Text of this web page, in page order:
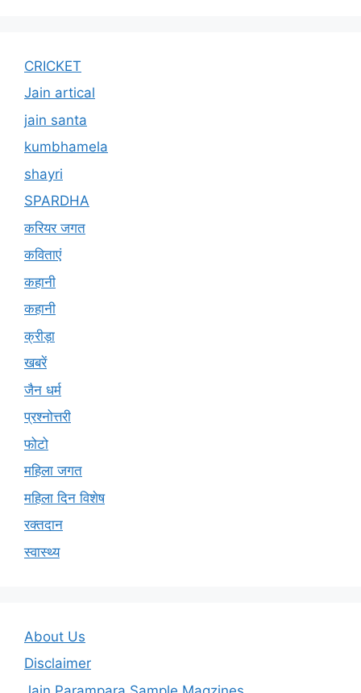
CRICKET
Jain artical
jain santa
kumbhamela
shayri
SPARDHA
करियर जगत
कविताएं
कहानी
कहानी
क्रीड़ा
खबरें
जैन धर्म
प्रश्नोत्तरी
फोटो
महिला जगत
महिला दिन विशेष
रक्तदान
स्वास्थ्य
About Us
Disclaimer